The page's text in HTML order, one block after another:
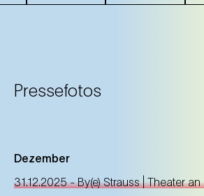
Pressefotos
Dezember
31.12.2025 - By(e) Strauss | Theater